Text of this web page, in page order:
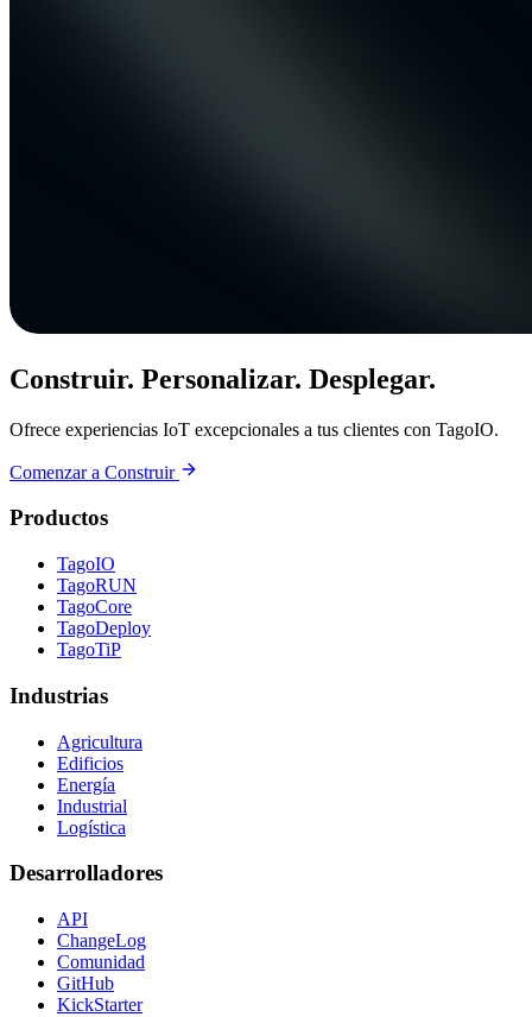
Construir. Personalizar. Desplegar.
Ofrece experiencias IoT excepcionales a tus clientes con TagoIO.
Comenzar a Construir
Productos
TagoIO
TagoRUN
TagoCore
TagoDeploy
TagoTiP
Industrias
Agricultura
Edificios
Energía
Industrial
Logística
Desarrolladores
API
ChangeLog
Comunidad
GitHub
KickStarter